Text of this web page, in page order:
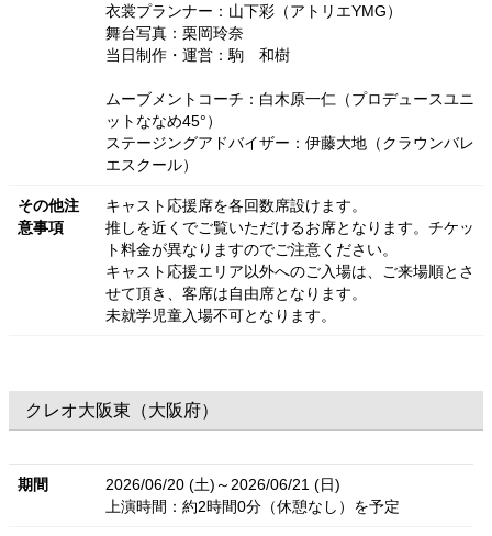
衣裳プランナー：山下彩（アトリエYMG）
舞台写真：栗岡玲奈
当日制作・運営：駒 和樹
ムーブメントコーチ：白木原一仁（プロデュースユニ
ットななめ45°）
ステージングアドバイザー：伊藤大地（クラウンバレ
エスクール）
その他注
意事項
キャスト応援席を各回数席設けます。
推しを近くでご覧いただけるお席となります。チケッ
ト料金が異なりますのでご注意ください。
キャスト応援エリア以外へのご入場は、ご来場順とさ
せて頂き、客席は自由席となります。
未就学児童入場不可となります。
クレオ大阪東（大阪府）
期間
2026/06/20 (土)～2026/06/21 (日)
上演時間：約2時間0分（休憩なし）を予定